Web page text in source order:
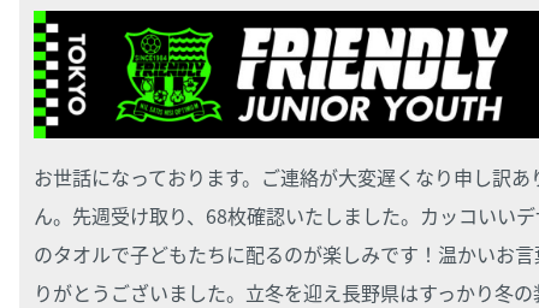
お世話になっております。ご連絡が大変遅くなり申し訳あ
ん。先週受け取り、68枚確認いたしました。カッコいい
のタオルで子どもたちに配るのが楽しみです！温かいお
りがとうございました。立冬を迎え長野県はすっかり冬